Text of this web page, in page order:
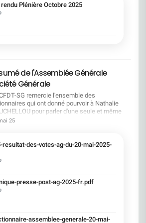
lecture !
Plénière Octobre 2025
de l'Assemblée Générale
Générale
SG remercie l'ensemble des
qui ont donné pourvoir à Nathalie
pour parler d'une seule et même
Générale s'est ouverte avec 4
la forte amélioration en 2024 de tous les
financiers et le premier trimestre 2025
Directeur Général, Slawomir
Etre une banque simple et intégrée. Etre
banque efficace. Etre une banque rentable. Le
25
resultat-des-votes-ag-du-20-mai-2025-
presse-post-ag-2025-fr.pdf
assemblee-generale-20-mai-